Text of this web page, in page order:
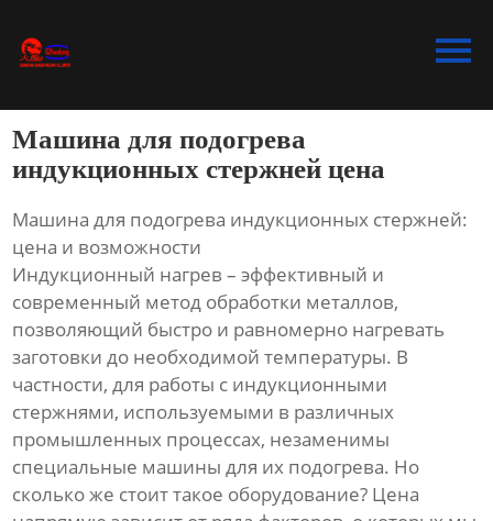
Bидео
О Hас
Контакты
Машина для подогрева
индукционных стержней цена
Машина для подогрева индукционных стержней:
цена и возможности
Индукционный нагрев – эффективный и
современный метод обработки металлов,
позволяющий быстро и равномерно нагревать
заготовки до необходимой температуры. В
частности, для работы с индукционными
стержнями, используемыми в различных
промышленных процессах, незаменимы
специальные машины для их подогрева. Но
сколько же стоит такое оборудование? Цена